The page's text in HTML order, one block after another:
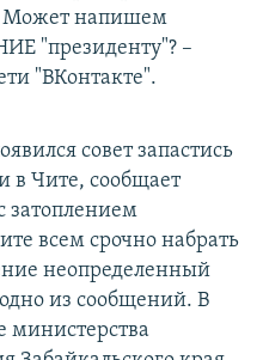
Может напишем
"президенту"? –
"ВКонтакте".
совет запастись
в Чите, сообщает
затоплением
всем срочно набрать
неопределенный
из сообщений. В
министерства